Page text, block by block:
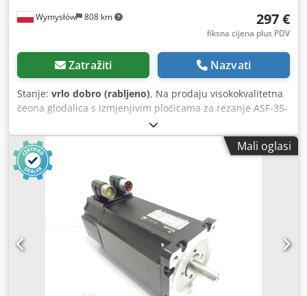
Wymysłów 808 km 297 €
fiksna cijena plus PDV
Zatražiti Nazvati
Stanje: vrlo dobro (rabljeno), Na prodaju visokokvalitetna
čeona glodalica s izmjenjivim pločicama za rezanje ASF-35-
45-20 montirana na prihvatu SK40. Profesionalni alat za
grubu i završnu obradu, idealan za upotrebu u CNC
obradnim centrima i konvencionalnim glodalicama.
Konstrukcija glave s napadnim kutom od 45° osigurava
izvrsne performanse rezanja, dulji vijek pločica i glatku
završnu obradu obrađivanog materijala. • Tip: čeona
glodalica s izmjenjivim pločicama • Model: ASF-35-45-20 •
Prihvat: SK40 / DIN 69871 • Napadni kut: 45° • Broj ležišta
za pločice: cca 6–8 • Primjena: glodanje čelika, lijeva,
nehrđajućeg čelika i ostalih konstrukcijskih materijala •
Stanje: rabljeno – vrlo dobro, spremno za rad Djdpfx Ajxk T
Mali oglasi